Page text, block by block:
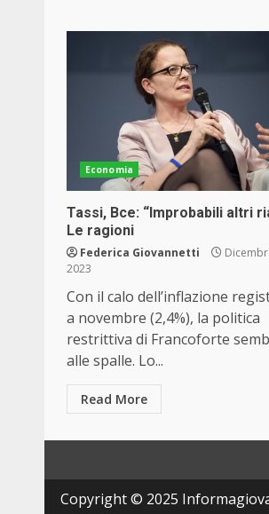
Economia
Tassi, Bce: “Improbabili altri
Le ragioni
Federica Giovannetti
2023
Con il calo dell’inflazione
a novembre (2,4%), la politica
restrittiva di Francoforte
alle spalle. Lo...
Read More
Copyright © 2025